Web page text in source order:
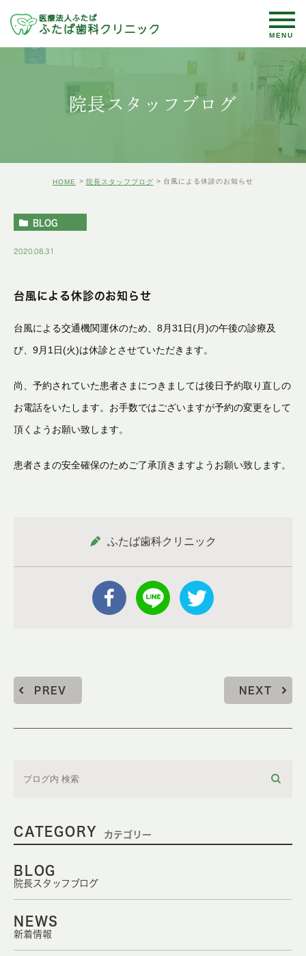
院長スタッフブログ
HOME 院長スタッフブログ 台風による休診のお知らせ
BLOG
2020.08.31
台風による休診のお知らせ
台風による交通機関運休のため、8月31日(月)の午後の診療及
び、9月1日(火)は休診とさせていただきます。
尚、予約されていた患者さまにつきましては後日予約取り直しの
お電話をいたします。 お手数ではございますが予約の変更をして
頂くようお願い致します。
患者さまの安全確保のためご了承頂きますようお願い致します。
ふたば歯科クリニック
PREV NEXT
CATEGORY カテゴリー
BLOG
院長スタッフブログ
NEWS
新着情報